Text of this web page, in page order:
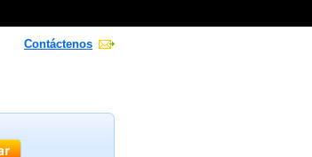
Contáctenos